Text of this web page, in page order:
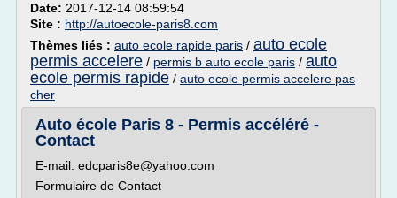
Date: 2017-12-14 08:59:54
Site : http://autoecole-paris8.com
Thèmes liés : auto ecole rapide paris / auto ecole
permis accelere / permis b auto ecole paris / auto
ecole permis rapide / auto ecole permis accelere pas
cher
Auto école Paris 8 - Permis accéléré -
Contact
E-mail: edcparis8e@yahoo.com
Formulaire de Contact